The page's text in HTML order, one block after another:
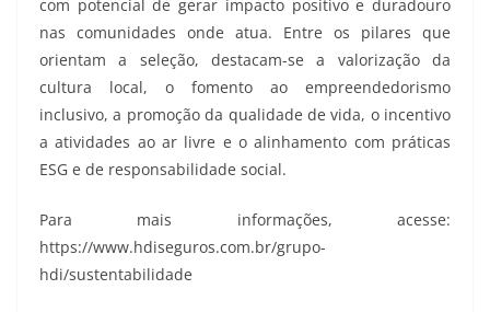
com potencial de gerar impacto positivo e duradouro
nas comunidades onde atua. Entre os pilares que
orientam a seleção, destacam-se a valorização da
cultura local, o fomento ao empreendedorismo
inclusivo, a promoção da qualidade de vida, o incentivo
a atividades ao ar livre e o alinhamento com práticas
ESG e de responsabilidade social.
Para mais informações, acesse:
https://www.hdiseguros.com.br/grupo-
hdi/sustentabilidade